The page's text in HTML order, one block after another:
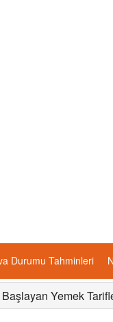
Durumu Tahminleri
Yemek